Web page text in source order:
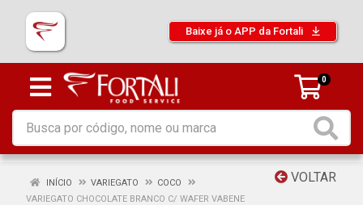
Baixe já o APP da Fortali
0
VOLTAR
INÍCIO VARIEGATO
COCO
VARIEGATO CHOCOLATE BRANCO C/ WAFER VABENE